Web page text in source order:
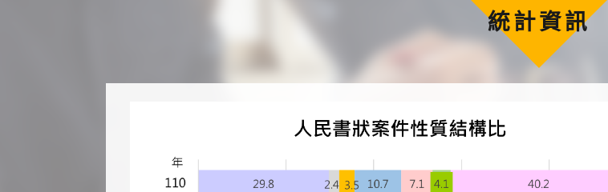
統計資訊